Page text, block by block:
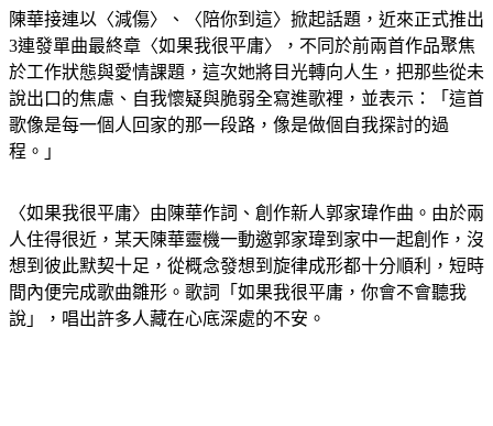
陳華接連以〈減傷〉、〈陪你到這〉掀起話題，近來正式推出
3連發單曲最終章〈如果我很平庸〉，不同於前兩首作品聚焦
於工作狀態與愛情課題，這次她將目光轉向人生，把那些從未
說出口的焦慮、自我懷疑與脆弱全寫進歌裡，並表示：「這首
歌像是每一個人回家的那一段路，像是做個自我探討的過
程。」
〈如果我很平庸〉由陳華作詞、創作新人郭家瑋作曲。由於兩
人住得很近，某天陳華靈機一動邀郭家瑋到家中一起創作，沒
想到彼此默契十足，從概念發想到旋律成形都十分順利，短時
間內便完成歌曲雛形。歌詞「如果我很平庸，你會不會聽我
說」，唱出許多人藏在心底深處的不安。